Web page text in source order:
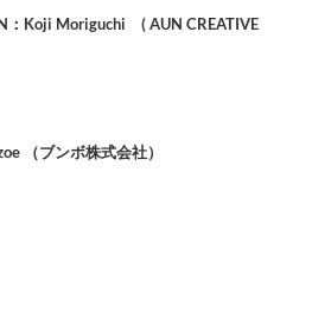
：Koji Moriguchi (AUN CREATIVE
（ブンボ株式会社）